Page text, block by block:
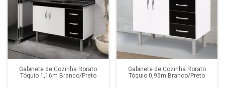
Gabinete de Cozinha Rorato
Tóquio 1,16m Branco/Preto
Gabinete de Cozinha Rorato
Tóquio 0,95m Branco/Preto